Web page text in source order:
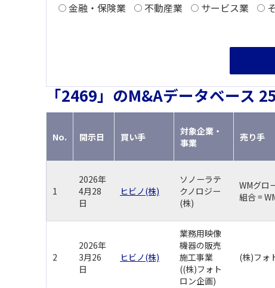
金融・保険業
不動産業 サービス業
「2469」のM&Aデータベース
No. 開示日 買い手
対象企業・
事業
売り手
1
2026年
4月28
日
ヒビノ(株)
ソノーラテ
クノロジー
(株)
WMグロ
組合 =
2
2026年
3月26
日
ヒビノ(株)
業務用映像
機器の販売
施工事業
((株)フォト
ロン企画)
(株)フォ